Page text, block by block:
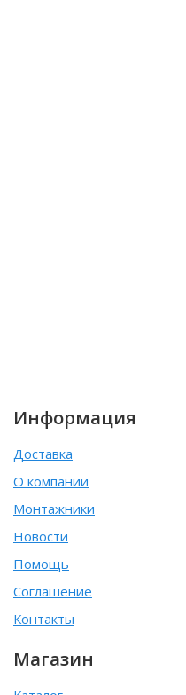
Информация
Доставка
О компании
Монтажники
Новости
Помощь
Соглашение
Контакты
Магазин